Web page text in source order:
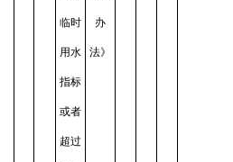
临时
用水
指标
或者
超过
办
法》